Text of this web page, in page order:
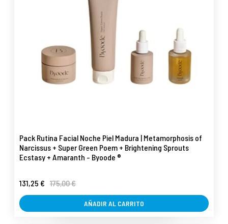
Pack Rutina Facial Noche Piel Madura | Metamorphosis of
Narcissus + Super Green Poem + Brightening Sprouts
Ecstasy + Amaranth - Byoode ®
131,25 € 175,00 €
AÑADIR AL CARRITO